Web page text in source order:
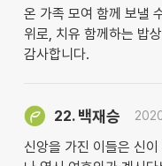
온 가족 모여 함께 보낼
위로, 치유 함께하는 밥
감사합니다.
22. 백재승
신앙을 가진 이들은 신